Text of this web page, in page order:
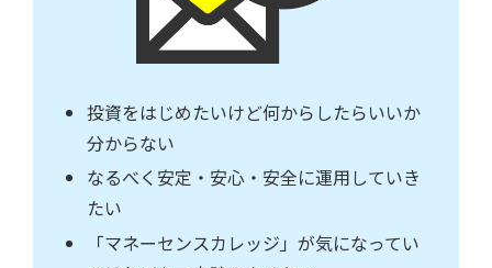
投資をはじめたいけど何からしたらいいか
分からない
なるべく安定・安心・安全に運用していき
たい
「マネーセンスカレッジ」が気になってい